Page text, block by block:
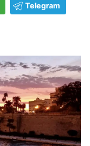
Telegram